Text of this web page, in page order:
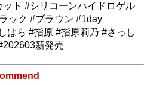
ト #シリコーンハイドロゲル
ック #ブラウン #1day
はら #指原 #指原莉乃 #さっし
新発売